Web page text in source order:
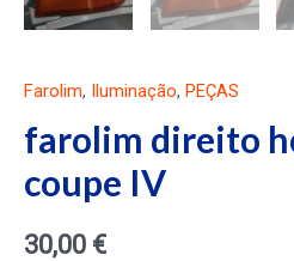
Farolim, Iluminação, PEÇAS
farolim direito
coupe IV
30,00 €